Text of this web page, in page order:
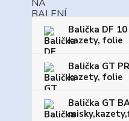
Balička DF
kazety, folie
Balička GT
kazety, folie
Balička GT